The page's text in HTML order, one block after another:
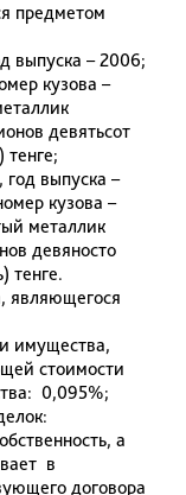
предметом
выпуска – 2006;
кузова –
девятьсот
тенге;
выпуска –
кузова –
металлик
девяносто
тенге.
являющегося
имущества,
стоимости
0,095%;
а
в
договора